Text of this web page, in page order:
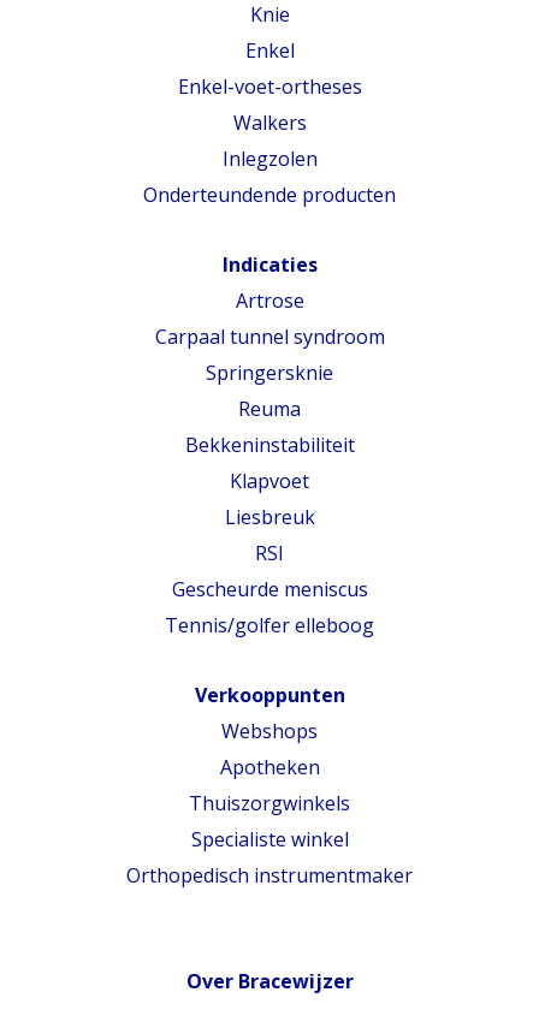
Knie
Enkel
Enkel-voet-ortheses
Walkers
Inlegzolen
Onderteundende producten
Indicaties
Artrose
Carpaal tunnel syndroom
Springersknie
Reuma
Bekkeninstabiliteit
Klapvoet
Liesbreuk
RSI
Gescheurde meniscus
Tennis/golfer elleboog
Verkooppunten
Webshops
Apotheken
Thuiszorgwinkels
Specialiste winkel
Orthopedisch instrumentmaker
Over Bracewijzer